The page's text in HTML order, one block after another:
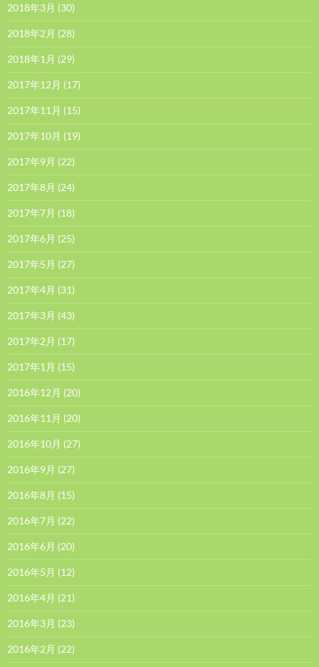
2018年3月 (30)
2018年2月 (28)
2018年1月 (29)
2017年12月 (17)
2017年11月 (15)
2017年10月 (19)
2017年9月 (22)
2017年8月 (24)
2017年7月 (18)
2017年6月 (25)
2017年5月 (27)
2017年4月 (31)
2017年3月 (43)
2017年2月 (17)
2017年1月 (15)
2016年12月 (20)
2016年11月 (20)
2016年10月 (27)
2016年9月 (27)
2016年8月 (15)
2016年7月 (22)
2016年6月 (20)
2016年5月 (12)
2016年4月 (21)
2016年3月 (23)
2016年2月 (22)